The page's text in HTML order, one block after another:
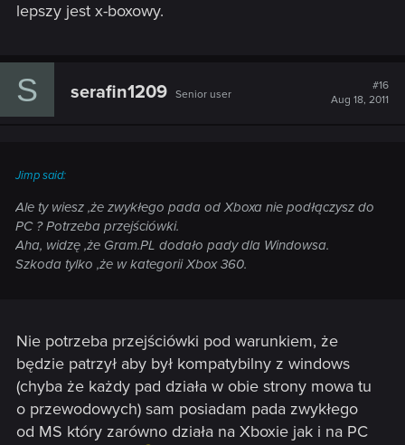
lepszy jest x-boxowy.
S serafin1209 Senior user
#16
Aug 18, 2011
Jimp said:
Ale ty wiesz ,że zwykłego pada od Xboxa nie podłączysz do
PC ? Potrzeba przejściówki.
Aha, widzę ,że Gram.PL dodało pady dla Windowsa.
Szkoda tylko ,że w kategorii Xbox 360.
Nie potrzeba przejściówki pod warunkiem, że
będzie patrzył aby był kompatybilny z windows
(chyba że każdy pad działa w obie strony mowa tu
o przewodowych) sam posiadam pada zwykłego
od MS który zarówno działa na Xboxie jak i na PC